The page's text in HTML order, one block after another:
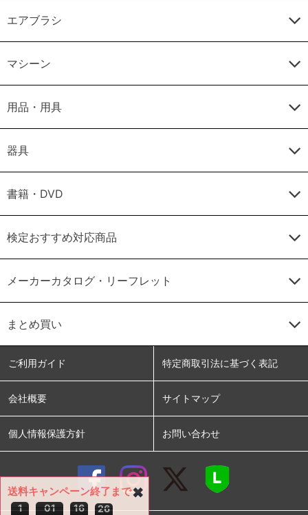
エアブラシ
マシーン
用品・用具
器具
書籍・DVD
検定おすすめ対応商品
メーカーカタログ・リーフレット
まとめ買い
ご利用ガイド 特定商取引法に基づく表記
会社概要 サイトマップ
個人情報保護方針 お問い合わせ
✖
送料キャンペーン終了まで
1 01 16 25